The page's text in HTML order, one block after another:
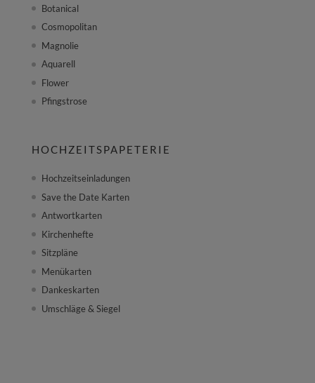
Botanical
Cosmopolitan
Magnolie
Aquarell
Flower
Pfingstrose
HOCHZEITSPAPETERIE
Hochzeitseinladungen
Save the Date Karten
Antwortkarten
Kirchenhefte
Sitzpläne
Menükarten
Dankeskarten
Umschläge & Siegel